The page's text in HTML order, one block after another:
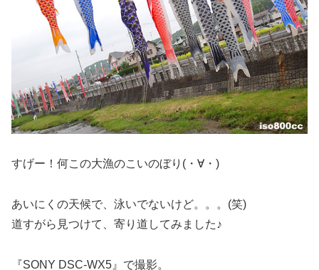
すげー！何この大漁のこいのぼり(・∀・)
あいにくの天候で、泳いでないけど。。。(笑)
道すがら見つけて、寄り道してみました♪
『SONY DSC-WX5』で撮影。